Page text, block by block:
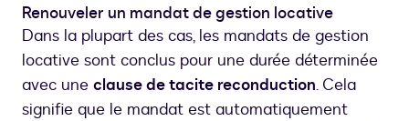
Renouveler un mandat de gestion locative
Dans la plupart des cas, les mandats de gestion
locative sont conclus pour une durée déterminée
avec une clause de tacite reconduction. Cela
signifie que le mandat est automatiquement